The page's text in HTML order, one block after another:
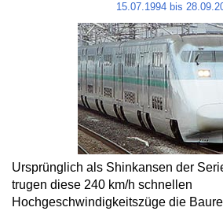
15.07.1994 bis
Ursprünglich als Shinkansen der
trugen diese 240 km/h schnellen
Hochgeschwindigkeitszüge die